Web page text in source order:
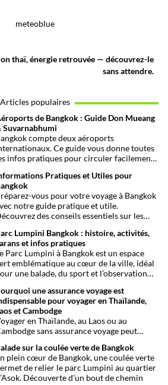
meteoblue
thaï, énergie retrouvée — découvrez-le
sans attendre.
Articles populaires
de Bangkok : Guide Don Mueang
Suvarnabhumi
compte deux aéroports
Ce guide vous donne toutes
infos pratiques pour circuler facilement
ville. Pratiques et Utiles pour
vous pour votre voyage à Bangkok
notre guide pratique et utile.
des conseils essentiels sur les
et bien plus encore pour rendre
séjour aussi facile que possible.
Lumpini Bangkok : histoire, activités,
et infos pratiques
Parc Lumpini à Bangkok est un espace
emblématique au cœur de la ville, idéal
une balade, du sport et l’observation
une assurance voyage est
pour voyager en Thaïlande,
et Cambodge
en Thaïlande, au Laos ou au
sans assurance voyage peut
ou perte de bagages sont des
fréquents en Asie du Sud-Est.
pourquoi une assurance voyage
essentielle pour garantir votre sécurité
sur la coulée verte de Bangkok
plein cœur de Bangkok, une coulée verte
de relier le parc Lumpini au quartier
Découverte d’un bout de chemin